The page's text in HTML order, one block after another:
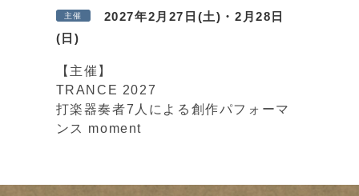
2027年2月27日(土)・2月28日
(日)
主催
【主催】
TRANCE 2027
打楽器奏者7人による創作パフォーマ
ンス moment